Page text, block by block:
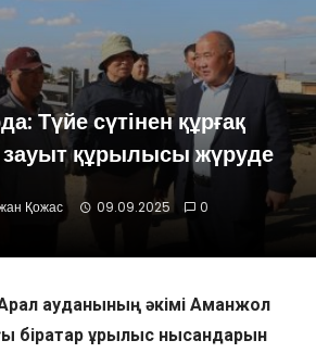
Түйе сүтінен құрғақ
құрылысы жүруде
Қожас 09.09.2025 0
ауданының әкімі Аманжол
бірқатар құрылыс нысандарын